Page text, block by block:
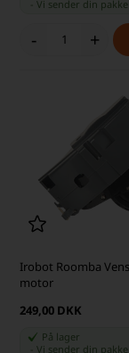
-Vi sender din pakke
- +
Irobot Roomba
motor
249,00 DKK
På lager
-Vi sender din pakke